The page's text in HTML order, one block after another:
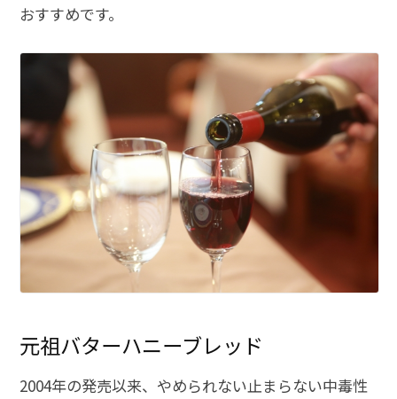
おすすめです。
元祖バターハニーブレッド
2004年の発売以来、やめられない止まらない中毒性